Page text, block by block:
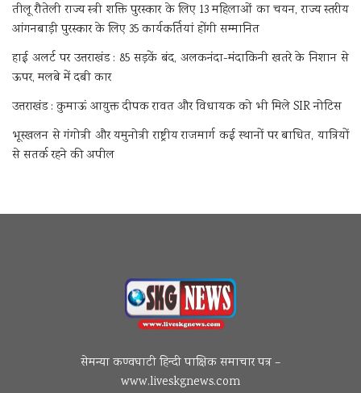
तीलू रौतेली राज्य स्त्री शक्ति पुरस्कार के लिए 13 महिलाओं का चयन, राज्य स्तरीय
आंगनबाड़ी पुरस्कार के लिए 35 कार्यकर्तियां होंगी सम्मानित
हाई अलर्ट पर उत्तराखंड : 85 सड़कें बंद, अलकनंदा-मंदाकिनी खतरे के निशान से
ऊपर, मलबे में दबी कार
उत्तराखंड : कुमाऊं आयुक्त दीपक रावत और विधायक को भी मिले SIR नोटिस
भूस्खलन से गंगोत्री और यमुनोत्री राष्ट्रीय राजमार्ग कई स्थानों पर बाधित, यात्रियों
से सतर्क रहने की अपील
सेमन्या कण्वघाटी हिन्दी पाक्षिक समाचार पत्र –
www.liveskgnews.com